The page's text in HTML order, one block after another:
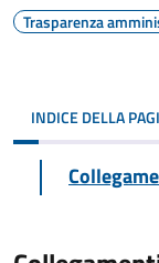
Trasparenza
INDICE DELLA